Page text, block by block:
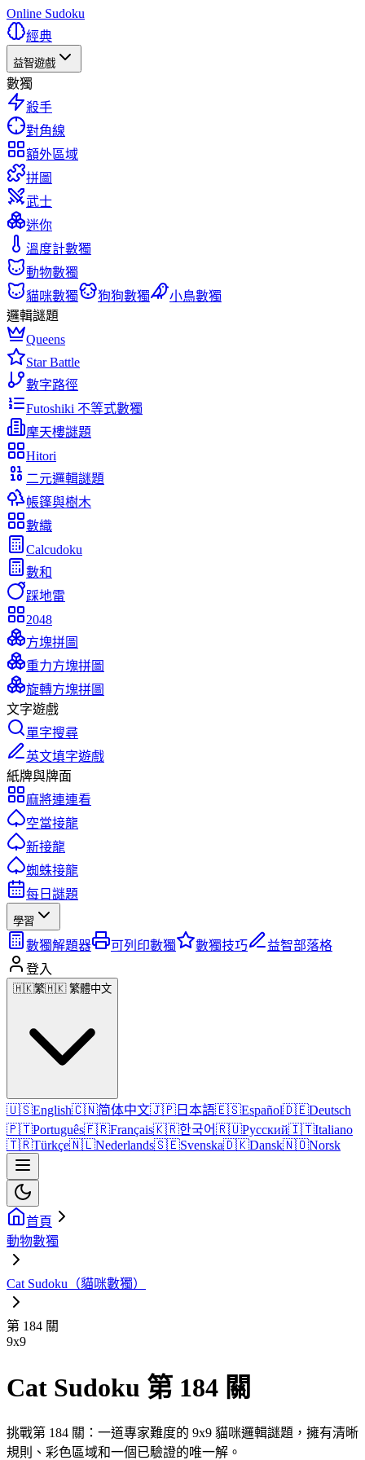
Online Sudoku
經典
益智遊戲
數獨
殺手
對角線
額外區域
拼圖
武士
迷你
溫度計數獨
動物數獨
貓咪數獨
狗狗數獨
小鳥數獨
邏輯謎題
Queens
Star Battle
數字路徑
Futoshiki 不等式數獨
摩天樓謎題
Hitori
二元邏輯謎題
帳篷與樹木
數織
Calcudoku
數和
踩地雷
2048
方塊拼圖
重力方塊拼圖
旋轉方塊拼圖
文字遊戲
單字搜尋
英文填字遊戲
紙牌與牌面
麻將連連看
空當接龍
新接龍
蜘蛛接龍
每日謎題
學習
數獨解題器 可列印數獨 數獨技巧
益智部落格
登入
🇭🇰繁🇭🇰 繁體中文
🇺🇸English🇨🇳简体中文🇯🇵 日本語🇪🇸Español🇩🇪Deutsch
🇵🇹Português🇫🇷Français🇰🇷한국어🇷🇺Русский🇮🇹Italiano
🇹🇷Türkçe🇳🇱Nederlands🇸🇪Svenska🇩🇰Dansk🇳🇴Norsk
首頁
動物數獨
Cat Sudoku（貓咪數獨）
第 184 關
9x9
Cat Sudoku 第 184 關
挑戰第 184 關：一道專家難度的 9x9 貓咪邏輯謎題，擁有清晰
規則、彩色區域和一個已驗證的唯一解。